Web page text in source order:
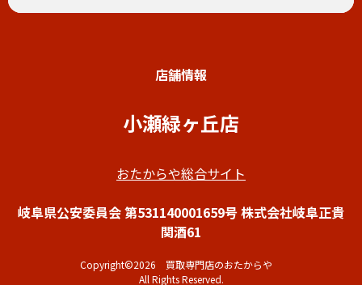
店舗情報
小瀬緑ヶ丘店
おたからや総合サイト
岐阜県公安委員会 第531140001659号 株式会社岐阜正貴
関酒61
Copyright©2026 買取専門店のおたからや
All Rights Reserved.